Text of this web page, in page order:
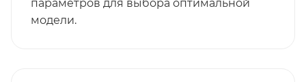
параметров для выбора оптимальной
модели.